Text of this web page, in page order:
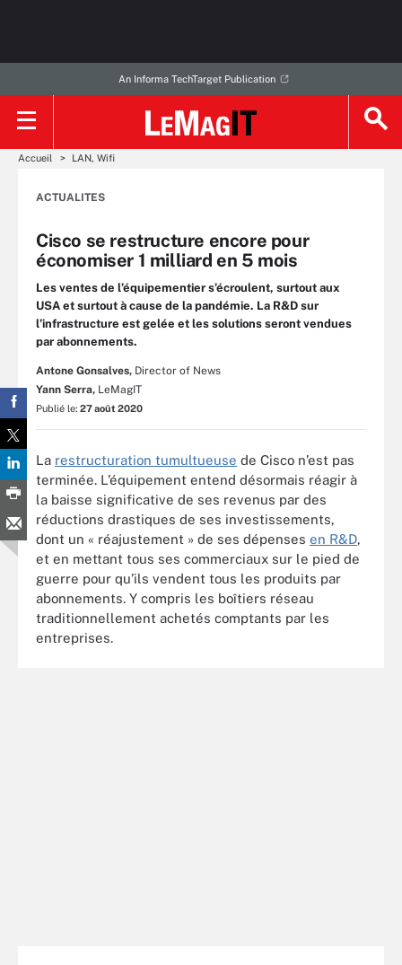
An Informa TechTarget Publication
Accueil LAN, Wifi
ACTUALITES
Cisco se restructure encore pour
économiser 1 milliard en 5 mois
Les ventes de l’équipementier s’écroulent, surtout aux
USA et surtout à cause de la pandémie. La R&D sur
l’infrastructure est gelée et les solutions seront vendues
par abonnements.
Antone Gonsalves, Director of News
Yann Serra, LeMagIT
Publié le: 27 août 2020
La restructuration tumultueuse de Cisco n’est pas
terminée. L’équipement entend désormais réagir à
la baisse significative de ses revenus par des
réductions drastiques de ses investissements,
dont un « réajustement » de ses dépenses en R&D,
et en mettant tous ses commerciaux sur le pied de
guerre pour qu’ils vendent tous les produits par
abonnements. Y compris les boîtiers réseau
traditionnellement achetés comptants par les
entreprises.